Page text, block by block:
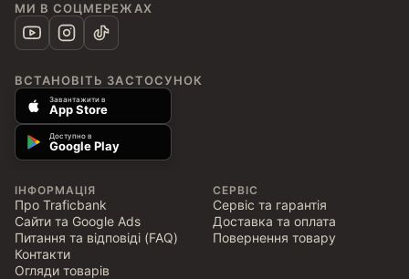
МИ В СОЦМЕРЕЖАХ
ВСТАНОВІТЬ ЗАСТОСУНОК
Завантажити в
App Store
Доступно в
Google Play
ІНФОРМАЦІЯ
Про Traficbank
Сайти та Google Ads
Питання та відповіді (FAQ)
Контакти
Огляди товарів
СЕРВІС
Сервіс та гарантія
Доставка та оплата
Повернення товару